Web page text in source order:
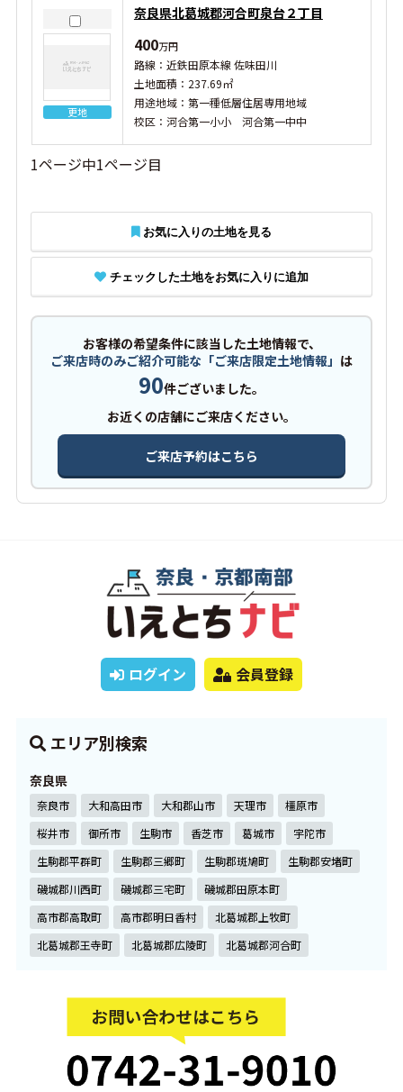
更地
奈良県北葛城郡河合町泉台２丁目
400万円
路線：近鉄田原本線 佐味田川
土地面積：237.69㎡
用途地域：第一種低層住居専用地域
校区：河合第一小小 河合第一中中
1ページ中1ページ目
お気に入りの土地を見る
チェックした土地をお気に入りに追加
お客様の希望条件に該当した土地情報で、
ご来店時のみご紹介可能な「ご来店限定土地情報」 は
90件ございました。
お近くの店舗にご来店ください。
ご来店予約はこちら
ログイン 会員登録
エリア別検索
奈良県
奈良市 大和高田市 大和郡山市 天理市
橿原市
桜井市
御所市 生駒市 香芝市 葛城市
宇陀市
生駒郡平群町
生駒郡三郷町 生駒郡斑鳩町
生駒郡安堵町
磯城郡川西町
磯城郡三宅町
磯城郡田原本町
高市郡高取町
高市郡明日香村
北葛城郡上牧町
北葛城郡王寺町
北葛城郡広陵町 北葛城郡河合町